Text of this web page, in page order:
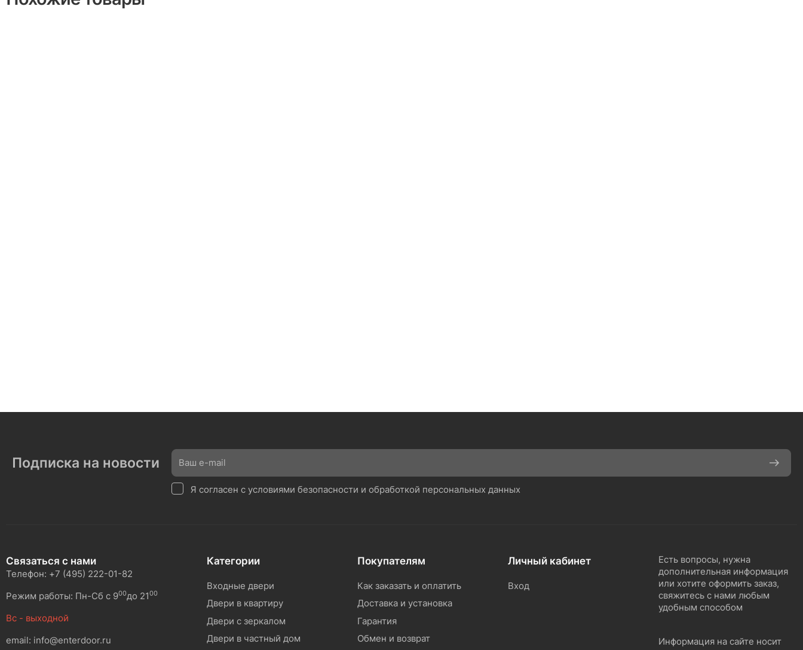
Подписка на новости
Я согласен с условиями безопасности и обработкой персональных данных
Связаться с нами
Телефон: +7 (495) 222-01-82
Режим работы: Пн-Сб с 900до 2100
Вс - выходной
email: info@enterdoor.ru
Категории
Входные двери
Двери в квартиру
Двери с зеркалом
Двери в частный дом
Покупателям
Как заказать и оплатить
Доставка и установка
Гарантия
Обмен и возврат
Личный кабинет
Вход
Есть вопросы, нужна
дополнительная информация
или хотите оформить заказ,
свяжитесь с нами любым
удобным способом
Информация на сайте носит